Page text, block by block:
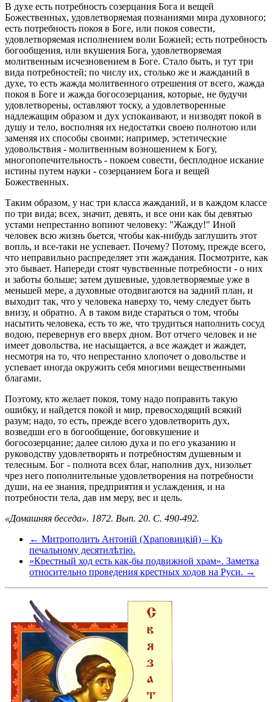
В духе есть потребность созерцания Бога и вещей
Божественных, удовлетворяемая познаниями мира духовного;
есть потребность покоя в Боге, или покоя совести,
удовлетворяемая исполнением воли Божией; есть потребность
богообщения, или вкушения Бога, удовлетворяемая
молитвенным исчезновением в Боге. Стало быть, и тут три
вида потребностей; по числу их, столько же и жажданий в
духе, то есть жажда молитвенного отрешения от всего, жажда
покоя в Боге и жажда богосозерцания, которые, не будучи
удовлетворены, оставляют тоску, а удовлетворенные
надлежащим образом и дух успокаивают, и низводят покой в
душу и тело, восполняя их недостатки своею полнотою или
заменяя их способы своими; например, эстетические
удовольствия - молитвенным возношением к Богу,
многопопечительность - покоем совести, бесплодное искание
истины путем науки - созерцанием Бога и вещей
Божественных.
Таким образом, у нас три класса жажданий, и в каждом классе
по три вида; всех, значит, девять, и все они как бы девятью
устами непрестанно вопиют человеку: "Жажду!" Иной
человек всю жизнь бьется, чтобы как-нибудь заглушить этот
вопль, и все-таки не успевает. Почему? Потому, прежде всего,
что неправильно распределяет эти жаждания. Посмотрите, как
это бывает. Напереди стоят чувственные потребности - о них
и заботы больше; затем душевные, удовлетворяемые уже в
меньшей мере, а духовные отодвигаются на задний план, и
выходит так, что у человека наверху то, чему следует быть
внизу, и обратно. А в таком виде стараться о том, чтобы
насытить человека, есть то же, что трудиться наполнить сосуд
водою, перевернув его вверх дном. Вот отчего человек и не
имеет довольства, не насыщается, а все жаждет и жаждет,
несмотря на то, что непрестанно хлопочет о довольстве и
успевает иногда окружить себя многими вещественными
благами.
Поэтому, кто желает покоя, тому надо поправить такую
ошибку, и найдется покой и мир, превосходящий всякий
разум; надо, то есть, прежде всего удовлетворить дух,
возведши его в богообщение, боговкушение и
богосозерцание; далее силою духа и по его указанию и
руководству удовлетворять и потребностям душевным и
телесным. Бог - полнота всех благ, наполнив дух, низольет
чрез него пополнительные удовлетворения на потребности
души, на ее знания, предприятия и услаждения, и на
потребности тела, дав им меру, вес и цель.
«Домашняя беседа». 1872. Вып. 20. С. 490-492.
← Митрополитъ Антоній (Храповицкій) – Къ
печальному десятилѣтію.
«Крестный ход есть как-бы подвижной храм». Заметка
относительно проведения крестных ходов на Руси. →